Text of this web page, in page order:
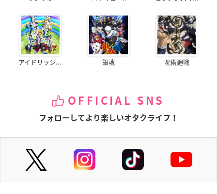
アイドリッシ... 銀魂 呪術廻戦
OFFICIAL SNS
フォローしてより楽しいオタクライフ！